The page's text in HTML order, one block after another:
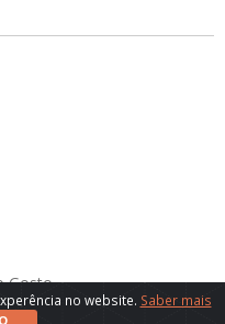
Gosto
no website. Saber mais